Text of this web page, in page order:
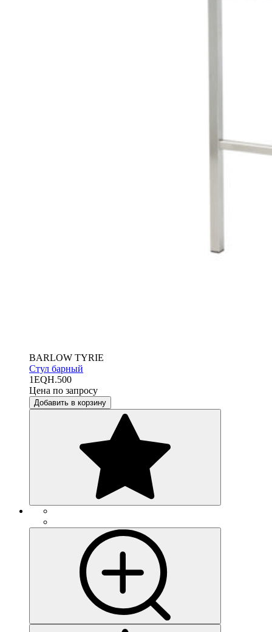
BARLOW TYRIE
Стул барный
1EQH.500
Цена по запросу
Добавить в корзину